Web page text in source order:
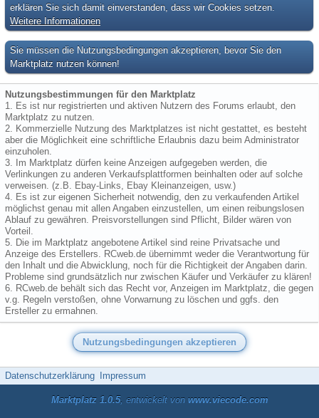
erklären Sie sich damit einverstanden, dass wir Cookies setzen.
Weitere Informationen
Sie müssen die Nutzungsbedingungen akzeptieren, bevor Sie den
Marktplatz nutzen können!
Nutzungsbestimmungen für den Marktplatz
1. Es ist nur registrierten und aktiven Nutzern des Forums erlaubt, den
Marktplatz zu nutzen.
2. Kommerzielle Nutzung des Marktplatzes ist nicht gestattet, es besteht
aber die Möglichkeit eine schriftliche Erlaubnis dazu beim Administrator
einzuholen.
3. Im Marktplatz dürfen keine Anzeigen aufgegeben werden, die
Verlinkungen zu anderen Verkaufsplattformen beinhalten oder auf solche
verweisen. (z.B. Ebay-Links, Ebay Kleinanzeigen, usw.)
4. Es ist zur eigenen Sicherheit notwendig, den zu verkaufenden Artikel
möglichst genau mit allen Angaben einzustellen, um einen reibungslosen
Ablauf zu gewähren. Preisvorstellungen sind Pflicht, Bilder wären von
Vorteil.
5. Die im Marktplatz angebotene Artikel sind reine Privatsache und
Anzeige des Erstellers. RCweb.de übernimmt weder die Verantwortung für
den Inhalt und die Abwicklung, noch für die Richtigkeit der Angaben darin.
Probleme sind grundsätzlich nur zwischen Käufer und Verkäufer zu klären!
6. RCweb.de behält sich das Recht vor, Anzeigen im Marktplatz, die gegen
v.g. Regeln verstoßen, ohne Vorwarnung zu löschen und ggfs. den
Ersteller zu ermahnen.
Datenschutzerklärung Impressum
Marktplatz 1.0.5, entwickelt von www.viecode.com